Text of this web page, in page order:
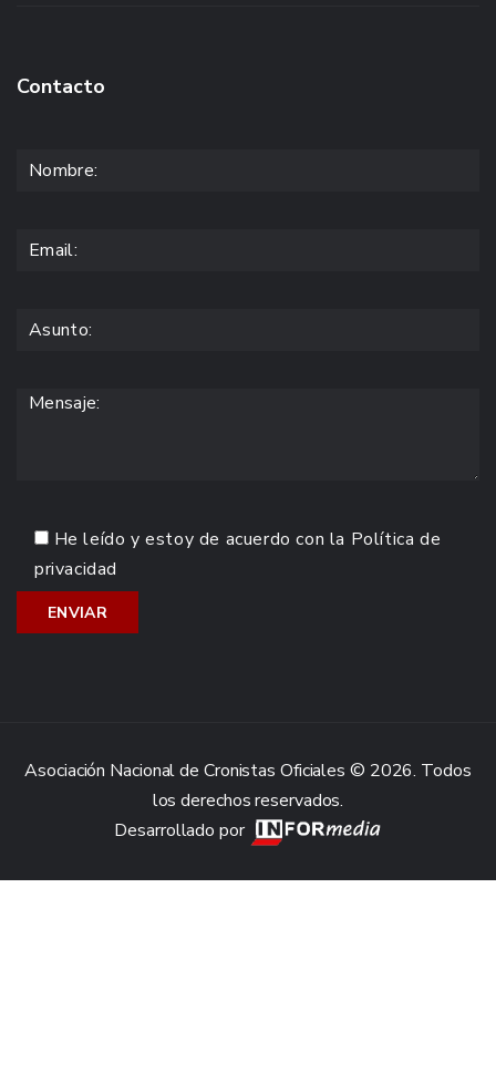
Contacto
He leído y estoy de acuerdo con la Política de
privacidad
Asociación Nacional de Cronistas Oficiales © 2026. Todos
los derechos reservados.
Desarrollado por